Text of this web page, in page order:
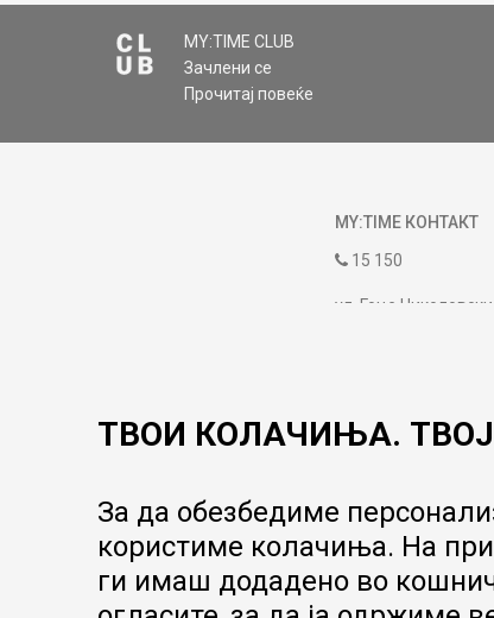
MY:TIME CLUB
Зачлени се
Прочитај повеќе
MY:TIME КОНТАКТ
15 150
ул. Гоце
09:00 до 17:00
ТВОИ КОЛАЧИЊА.
За да обезбедиме
користиме колачиња. На
ги имаш додадено во